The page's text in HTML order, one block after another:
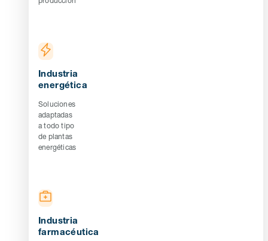
Industria
energética
Soluciones
adaptadas
a todo tipo
de plantas
energéticas
Industria
farmacéutica